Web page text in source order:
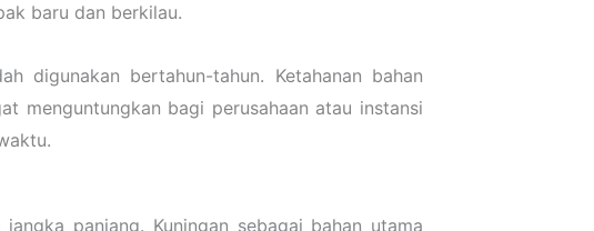
baru dan berkilau.
digunakan bertahun-tahun. Ketahanan bahan
menguntungkan bagi perusahaan atau instansi
panjang. Kuningan sebagai bahan utama